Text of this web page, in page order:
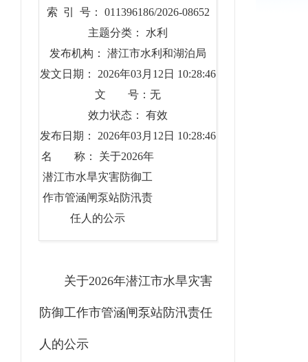
索 引 号： 011396186/2026-08652
主题分类： 水利
发布机构： 潜江市水利和湖泊局
发文日期： 2026年03月12日 10:28:46
文 号：无
效力状态： 有效
发布日期： 2026年03月12日 10:28:46
名 称： 关于2026年
潜江市水旱灾害防御工
作市管涵闸泵站防汛责
任人的公示
关于2026年潜江市水旱灾害
防御工作市管涵闸泵站防汛责任
人的公示